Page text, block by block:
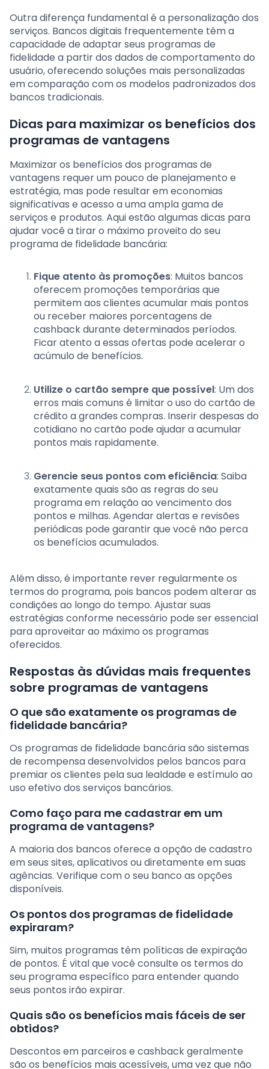
Outra diferença fundamental é a personalização dos
serviços. Bancos digitais frequentemente têm a
capacidade de adaptar seus programas de
fidelidade a partir dos dados de comportamento do
usuário, oferecendo soluções mais personalizadas
em comparação com os modelos padronizados dos
bancos tradicionais.
Dicas para maximizar os benefícios dos
programas de vantagens
Maximizar os benefícios dos programas de
vantagens requer um pouco de planejamento e
estratégia, mas pode resultar em economias
significativas e acesso a uma ampla gama de
serviços e produtos. Aqui estão algumas dicas para
ajudar você a tirar o máximo proveito do seu
programa de fidelidade bancária:
Fique atento às promoções: Muitos bancos
oferecem promoções temporárias que
permitem aos clientes acumular mais pontos
ou receber maiores porcentagens de
cashback durante determinados períodos.
Ficar atento a essas ofertas pode acelerar o
acúmulo de benefícios.
Utilize o cartão sempre que possível: Um dos
erros mais comuns é limitar o uso do cartão de
crédito a grandes compras. Inserir despesas do
cotidiano no cartão pode ajudar a acumular
pontos mais rapidamente.
Gerencie seus pontos com eficiência: Saiba
exatamente quais são as regras do seu
programa em relação ao vencimento dos
pontos e milhas. Agendar alertas e revisões
periódicas pode garantir que você não perca
os benefícios acumulados.
Além disso, é importante rever regularmente os
termos do programa, pois bancos podem alterar as
condições ao longo do tempo. Ajustar suas
estratégias conforme necessário pode ser essencial
para aproveitar ao máximo os programas
oferecidos.
Respostas às dúvidas mais frequentes
sobre programas de vantagens
O que são exatamente os programas de
fidelidade bancária?
Os programas de fidelidade bancária são sistemas
de recompensa desenvolvidos pelos bancos para
premiar os clientes pela sua lealdade e estímulo ao
uso efetivo dos serviços bancários.
Como faço para me cadastrar em um
programa de vantagens?
A maioria dos bancos oferece a opção de cadastro
em seus sites, aplicativos ou diretamente em suas
agências. Verifique com o seu banco as opções
disponíveis.
Os pontos dos programas de fidelidade
expiraram?
Sim, muitos programas têm políticas de expiração
de pontos. É vital que você consulte os termos do
seu programa específico para entender quando
seus pontos irão expirar.
Quais são os benefícios mais fáceis de ser
obtidos?
Descontos em parceiros e cashback geralmente
são os benefícios mais acessíveis, uma vez que não